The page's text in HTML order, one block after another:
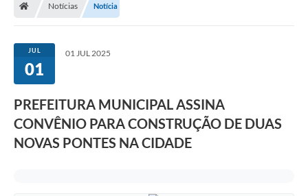
Notícias Notícia
JUL
01
01 JUL 2025
PREFEITURA MUNICIPAL ASSINA
CONVÊNIO PARA CONSTRUÇÃO DE DUAS
NOVAS PONTES NA CIDADE